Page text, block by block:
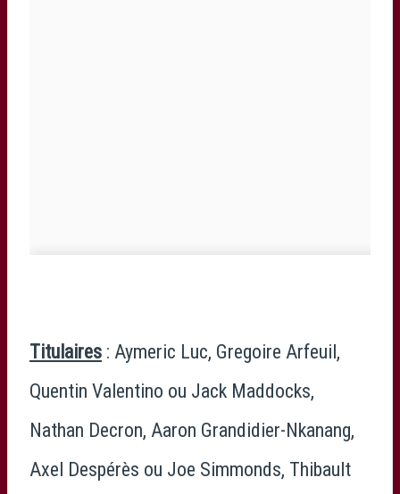
Titulaires : Aymeric Luc, Gregoire Arfeuil,
Quentin Valentino ou Jack Maddocks,
Nathan Decron, Aaron Grandidier-Nkanang,
Axel Despérès ou Joe Simmonds, Thibault